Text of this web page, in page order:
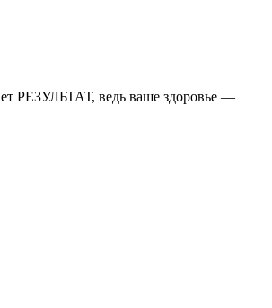
РЕЗУЛЬТАТ, ведь ваше здоровье —